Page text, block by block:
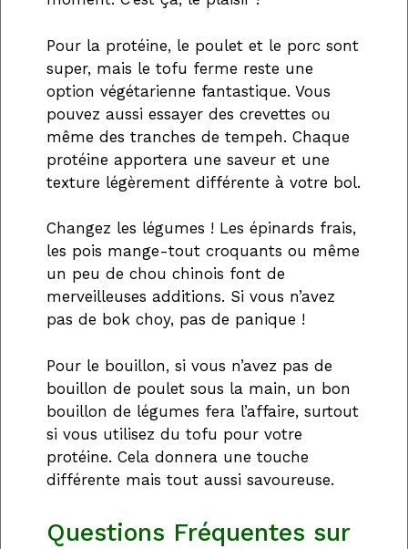
Pour la protéine, le poulet et le porc sont
super, mais le tofu ferme reste une
option végétarienne fantastique. Vous
pouvez aussi essayer des crevettes ou
même des tranches de tempeh. Chaque
protéine apportera une saveur et une
texture légèrement différente à votre bol.
Changez les légumes ! Les épinards frais,
les pois mange-tout croquants ou même
un peu de chou chinois font de
merveilleuses additions. Si vous n’avez
pas de bok choy, pas de panique !
Pour le bouillon, si vous n’avez pas de
bouillon de poulet sous la main, un bon
bouillon de légumes fera l’affaire, surtout
si vous utilisez du tofu pour votre
protéine. Cela donnera une touche
différente mais tout aussi savoureuse.
Questions Fréquentes sur